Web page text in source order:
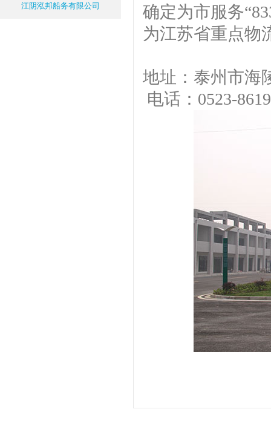
江阴泓邦船务有限公司
确定为市服务
为江苏省重点物
地址：泰州市海
电话：0523-